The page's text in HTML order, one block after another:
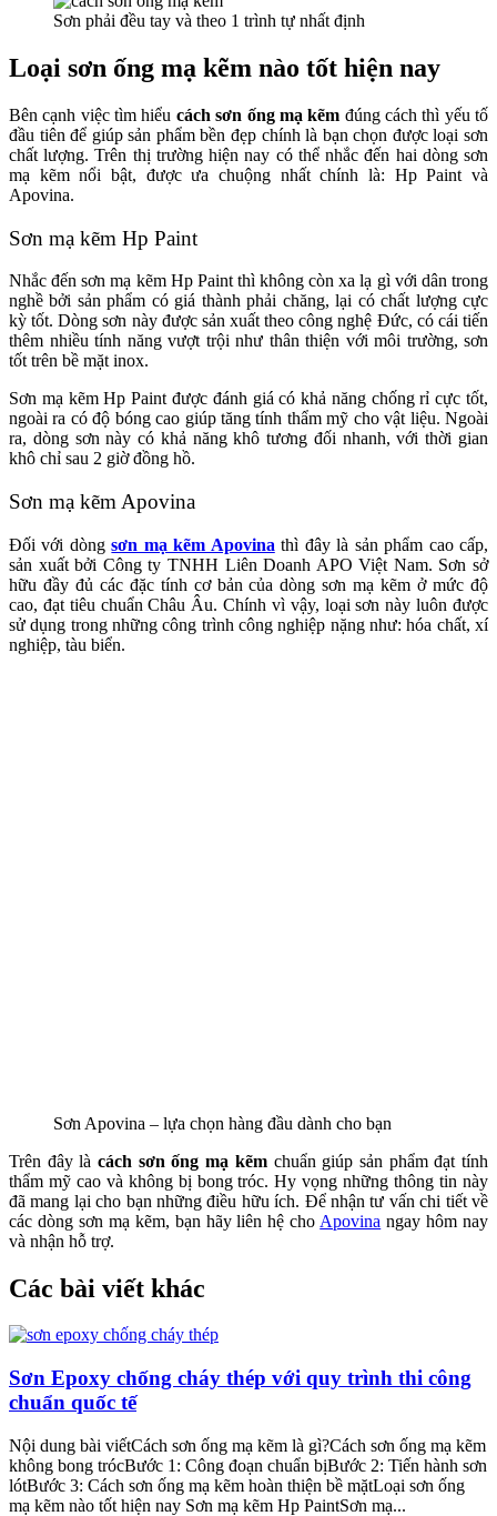
Sơn phải đều tay và theo 1 trình tự nhất định
Loại sơn ống mạ kẽm nào tốt hiện nay
Bên cạnh việc tìm hiểu cách sơn ống mạ kẽm đúng cách thì yếu tố
đầu tiên để giúp sản phẩm bền đẹp chính là bạn chọn được loại sơn
chất lượng. Trên thị trường hiện nay có thể nhắc đến hai dòng sơn
mạ kẽm nổi bật, được ưa chuộng nhất chính là: Hp Paint và
Apovina.
Sơn mạ kẽm Hp Paint
Nhắc đến sơn mạ kẽm Hp Paint thì không còn xa lạ gì với dân trong
nghề bởi sản phẩm có giá thành phải chăng, lại có chất lượng cực
kỳ tốt. Dòng sơn này được sản xuất theo công nghệ Đức, có cái tiến
thêm nhiều tính năng vượt trội như thân thiện với môi trường, sơn
tốt trên bề mặt inox.
Sơn mạ kẽm Hp Paint được đánh giá có khả năng chống rỉ cực tốt,
ngoài ra có độ bóng cao giúp tăng tính thẩm mỹ cho vật liệu. Ngoài
ra, dòng sơn này có khả năng khô tương đối nhanh, với thời gian
khô chỉ sau 2 giờ đồng hồ.
Sơn mạ kẽm Apovina
Đối với dòngsơn mạ kẽm Apovina thì đây là sản phẩm cao cấp,
sản xuất bởi Công ty TNHH Liên Doanh APO Việt Nam. Sơn sở
hữu đầy đủ các đặc tính cơ bản của dòng sơn mạ kẽm ở mức độ
cao, đạt tiêu chuẩn Châu Âu. Chính vì vậy, loại sơn này luôn được
sử dụng trong những công trình công nghiệp nặng như: hóa chất, xí
nghiệp, tàu biển.
Sơn Apovina – lựa chọn hàng đầu dành cho bạn
Trên đây làcách sơn ống mạ kẽmchuẩn giúp sản phẩm đạt tính
thẩm mỹ cao và không bị bong tróc. Hy vọng những thông tin này
đã mang lại cho bạn những điều hữu ích. Để nhận tư vấn chi tiết về
các dòng sơn mạ kẽm, bạn hãy liên hệ cho Apovina ngay hôm nay
và nhận hỗ trợ.
Các bài viết khác
Sơn Epoxy chống cháy thép với quy trình thi công
chuẩn quốc tế
Nội dung bài viếtCách sơn ống mạ kẽm là gì?Cách sơn ống mạ kẽm
không bong trócBước 1: Công đoạn chuẩn bịBước 2: Tiến hành sơn
lótBước 3: Cách sơn ống mạ kẽm hoàn thiện bề mặtLoại sơn ống
mạ kẽm nào tốt hiện nay Sơn mạ kẽm Hp PaintSơn mạ...